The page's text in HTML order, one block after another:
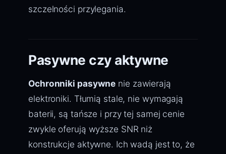
szczelności przylegania.
Pasywne czy aktywne
Ochronniki pasywne nie zawierają
elektroniki. Tłumią stale, nie wymagają
baterii, są tańsze i przy tej samej cenie
zwykle oferują wyższe SNR niż
konstrukcje aktywne. Ich wadą jest to, że